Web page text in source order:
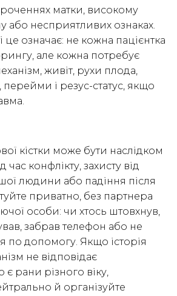
матки, високому
або несприятливих ознаках.
це означає: не кожна пацієнтка
але кожна потребує
живіт, рухи плода,
і резус-статус, якщо
кістки може бути наслідком
час конфлікту, захисту від
людини або падіння після
приватно, без партнера
особи: чи хтось штовхнув,
забрав телефон або не
по допомогу. Якщо історія
не відповідає
рани різного віку,
й організуйте